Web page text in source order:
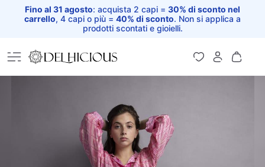
Fino al 31 agosto: acquista 2 capi = 30% di sconto nel
carrello, 4 capi o più = 40% di sconto. Non si applica a
prodotti scontati e gioielli.
Home